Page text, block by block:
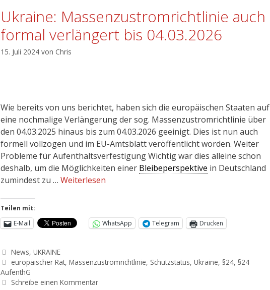
Ukraine: Massenzustromrichtlinie auch
formal verlängert bis 04.03.2026
15. Juli 2024 von Chris
Wie bereits von uns berichtet, haben sich die europäischen Staaten auf
eine nochmalige Verlängerung der sog. Massenzustromrichtlinie über
den 04.03.2025 hinaus bis zum 04.03.2026 geeinigt. Dies ist nun auch
formell vollzogen und im EU-Amtsblatt veröffentlicht worden. Weiter
Probleme für Aufenthaltsverfestigung Wichtig war dies alleine schon
deshalb, um die Möglichkeiten einer Bleibeperspektive in Deutschland
zumindest zu … Weiterlesen
Teilen mit:
E-Mail
WhatsApp Telegram Drucken
News,UKRAINE
europäischer Rat,Massenzustromrichtlinie, Schutzstatus,Ukraine, §24, §24
AufenthG
Schreibe einen Kommentar